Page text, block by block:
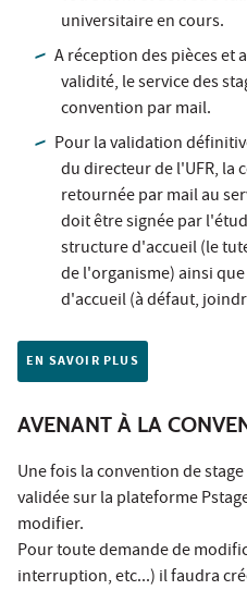
universitaire en cours.
A réception des pièces et
validité, le service des
convention par mail.
Pour la validation
du directeur de l'UFR, la
retournée par mail au
doit être signée par
structure d'accueil (le
de l'organisme) ainsi
d'accueil (à défaut,
EN SAVOIR PLUS
AVENANT À LA
Une fois la convention de
validée sur la plateforme
modifier.
Pour toute demande de
interruption, etc...) il faudra